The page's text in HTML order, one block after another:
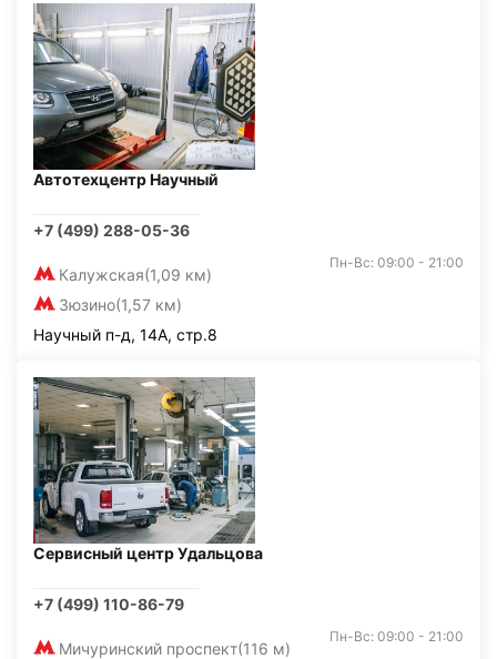
Автотехцентр Научный
+7 (499) 288-05-36
Калужская(1,09 км)
Зюзино(1,57 км)
Пн-Вс: 09:00 - 21:00
Научный п-д, 14А, стр.8
Сервисный центр Удальцова
+7 (499) 110-86-79
Мичуринский проспект(116 м)
Пн-Вс: 09:00 - 21:00